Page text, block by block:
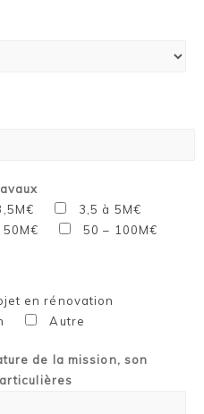
3,5 à 5M€
50M€
50 – 100M€
en rénovation
Autre
de la mission, son